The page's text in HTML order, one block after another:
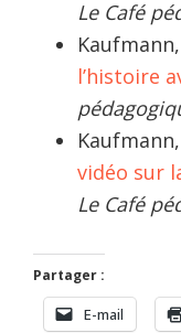
Le Café
l’histoire
vidéo sur
Le Café
Partager :
E-mail